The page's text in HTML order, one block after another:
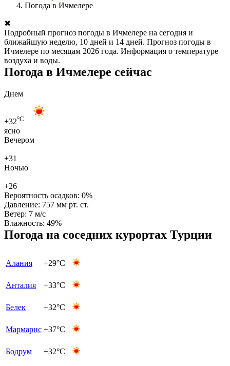
Погода в Ичмелере
✖
Подробный прогноз погоды в Ичмелере на сегодня и
ближайшую неделю, 10 дней и 14 дней. Прогноз погоды в
Ичмелере по месяцам 2026 года. Информация о температуре
воздуха и воды.
Погода в Ичмелере сейчас
Днем
+32°C
ясно
Вечером
+31
Ночью
+26
Вероятность осадков: 0%
Давление: 757 мм рт. ст.
Ветер: 7 м/с
Влажность: 49%
Погода на соседних курортах Турции
Алания +29°C
Анталия +33°C
Белек +32°C
Мармарис +37°C
Бодрум +32°C